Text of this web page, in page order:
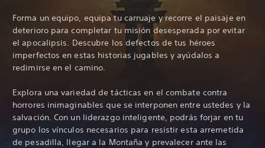
Forma un equipo, equipa tu carruaje y recorre el paisaje en
deterioro para completar tu misión desesperada por evitar
el apocalipsis. Descubre los defectos de tus héroes
imperfectos en estas historias jugables y ayúdalos a
redimirse en el camino.
Explora una variedad de tácticas en el combate contra
horrores inimaginables que se interponen entre ustedes y la
salvación. Con un liderazgo inteligente, podrás forjar en tu
grupo los vínculos necesarios para resistir esta arremetida
de pesadilla, llegar a la Montaña y prevalecer ante las